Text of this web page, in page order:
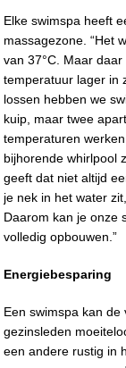
Elke swimspa heeft
massagezone. “Het
van 37°C. Maar
temperatuur lager in
lossen hebben we
kuip, maar twee
temperaturen
bijhorende whirlpool
geeft dat niet altijd
je nek in het water
Daarom kan je onze
volledig opbouwen.”
Energiebesparing
Een swimspa kan
gezinsleden
een andere rustig in